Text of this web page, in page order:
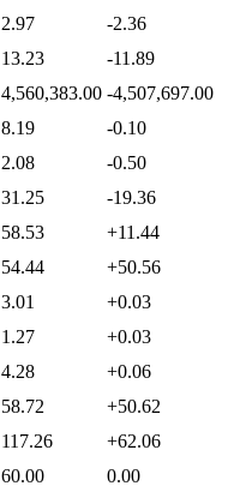
2.97
-2.36
13.23
-11.89
4,560,383.00 -4,507,697.00
8.19
-0.10
2.08
-0.50
31.25
-19.36
58.53
+11.44
54.44
+50.56
3.01
+0.03
1.27
+0.03
4.28
+0.06
58.72
+50.62
117.26
+62.06
60.00
0.00